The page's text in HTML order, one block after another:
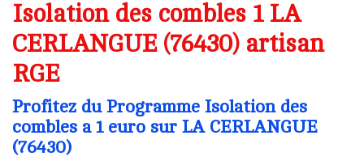
Isolation des combles 1 LA
CERLANGUE (76430) artisan
RGE
Profitez du Programme Isolation des
combles a 1 euro sur LA CERLANGUE
(76430)